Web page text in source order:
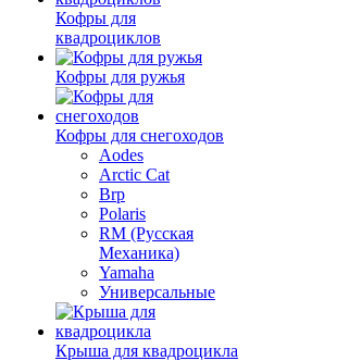
Кофры для
квадроциклов
Кофры для ружья
Кофры для снегоходов
Aodes
Arctic Cat
Brp
Polaris
RM (Русская
Механика)
Yamaha
Универсальные
Крыша для квадроцикла